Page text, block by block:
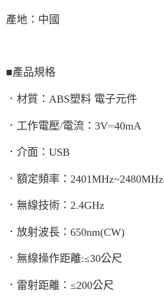
產地：中國
■產品規格
．材質：ABS塑料 電子元件
．工作電壓/電流：3V⎓40mA
．介面：USB
．額定頻率：2401MHz~2480MHz
．無線技術：2.4GHz
．放射波長：650nm(CW)
．無線操作距離:≤30公尺
．雷射距離：≤200公尺